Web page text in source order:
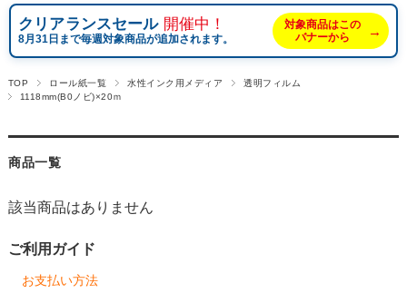
クリアランスセール 開催中！
8月31日まで毎週対象商品が追加されます。
対象商品はこの
バナーから
→
TOP ロール紙一覧 水性インク用メディア
透明フィルム
1118mm(B0ノビ)×20ｍ
商品一覧
該当商品はありません
ご利用ガイド
お支払い方法